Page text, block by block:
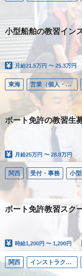
小型船舶の教習イン
月給21.5万円 〜 25.3万円
東海 営業（個人・法人）
ボート免許の教習生
月給25万円 〜 28.8万円
関西 受付・事務 小
ボート免許教習スク
時給1,200円 〜 1,200円
関西 インストラクター／小型船舶